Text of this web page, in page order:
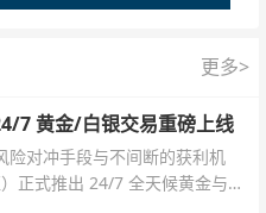
更多>
7 黄金/白银交易重磅上线
险对冲手段与不间断的获利机
正式推出 24/7 全天候黄金与白